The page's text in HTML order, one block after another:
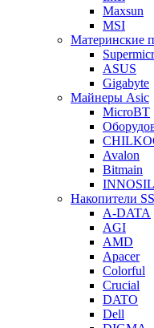
Maxsun
MSI
Материнские
ASUS
Gigabyte
Майнеры Asic
MicroBT
Avalon
Bitmain
Накопители
A-DATA
AGI
AMD
Apacer
Colorful
Crucial
DATO
Dell